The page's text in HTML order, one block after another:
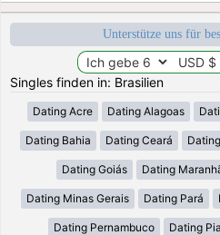
Unterstütze uns für
Singles finden in: Brasilien
Dating Acre Dating Alagoas
Dating Bahia Dating Ceará
Dating Goiás Dating
Dating Minas Gerais Dating Pará
Dating Pernambuco Dating